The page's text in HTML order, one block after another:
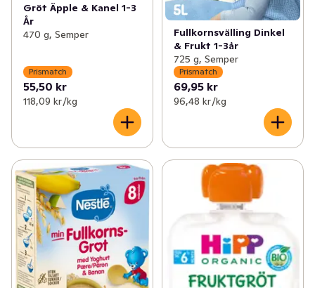
Gröt Äpple & Kanel 1-3
År
470 g, Semper
Prismatch
55,50 kr
118,09 kr /kg
Fullkornsvälling Dinkel
& Frukt 1-3år
725 g, Semper
Prismatch
69,95 kr
96,48 kr /kg